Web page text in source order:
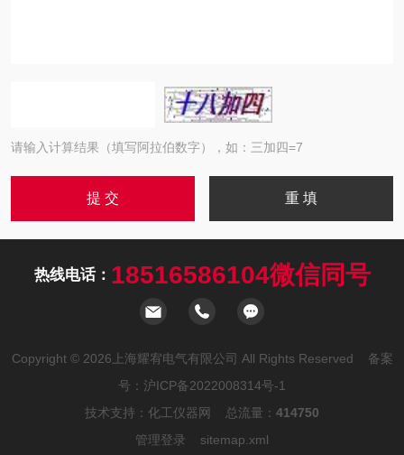
请输入计算结果（填写阿拉伯数字），如：三加四=7
热线电话： 18516586104微信同号
Copyright © 2026上海耀宥电气有限公司 All Rights Reserved 备案
号： 沪ICP备2022008314号-1
技术支持： 化工仪器网 总流量： 414750
管理登录
sitemap.xml